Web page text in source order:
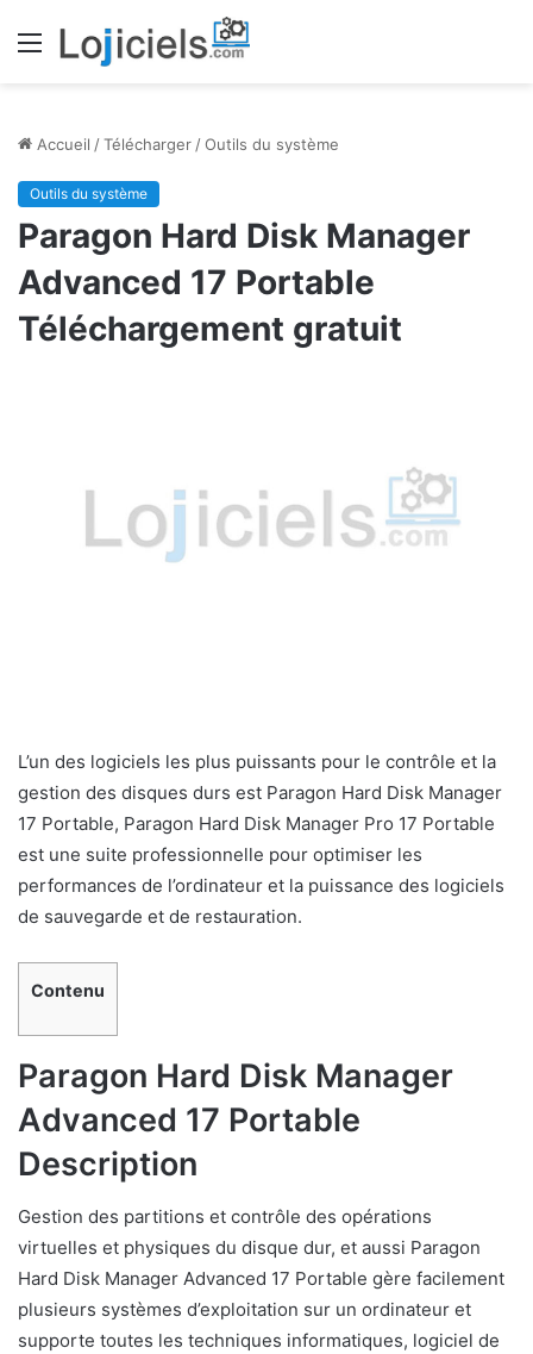
Menu
Accueil /Télécharger /Outils du système
Outils du système
Paragon Hard Disk Manager
Advanced 17 Portable
Téléchargement gratuit
L’un des logiciels les plus puissants pour le contrôle et la
gestion des disques durs est Paragon Hard Disk Manager
17 Portable, Paragon Hard Disk Manager Pro 17 Portable
est une suite professionnelle pour optimiser les
performances de l’ordinateur et la puissance des logiciels
de sauvegarde et de restauration.
Contenu
Paragon Hard Disk Manager
Advanced 17 Portable
Description
Gestion des partitions et contrôle des opérations
virtuelles et physiques du disque dur, et aussi Paragon
Hard Disk Manager Advanced 17 Portable gère facilement
plusieurs systèmes d’exploitation sur un ordinateur et
supporte toutes les techniques informatiques, logiciel de